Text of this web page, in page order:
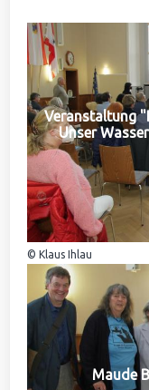
Veranstaltung
Unser
© Klaus Ihlau
Maude